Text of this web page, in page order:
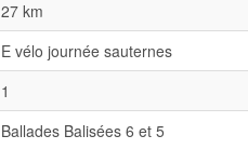
27 km
E vélo journée sauternes
1
Ballades Balisées 6 et 5